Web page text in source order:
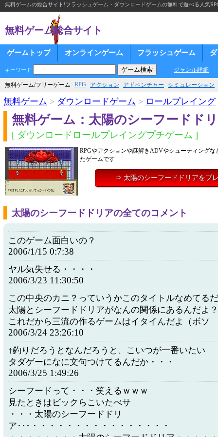
無料ゲームの総合サイト!フラッシュゲーム・ダウンロードゲームの無料で遊べる人気
無料ゲーム総合サイト
ゲームトップ オンラインゲーム フラッシュゲーム
キーワード ジャンル詳細
無料ゲーム/フリーゲーム RPG アクション アドベンチャー シミュレーション
無料ゲーム > ダウンロードゲーム > ロールプレイング
無料ゲーム：太陽のシーフードド
[ ダウンロードロールプレイングプチゲーム ]
RPGやアクションや謎解きADVやシューティングな
たゲームです
⇒ 太陽のシーフードドリアをプ
太陽のシーフードドリアの全てのコメント
このゲーム面白いの？
2006/1/15 0:7:38
ヤル気失せる・・・・
2006/3/23 11:30:50
この中央のカニ？っていうかこのタイトルなめてる
太陽とシーフードドリアがなんの関係にあるんだよ？
これだから三流の作るゲームはイタイんだよ（ボソ
2006/3/24 23:26:10
↑釣りだろうとなんだろうと、こいつが一番いたい
タダゲーになに文句つけてるんだか・・・
2006/3/25 1:49:26
シーフードって・・・笑えるｗｗｗ
見たときはビックらこいたべサ
・・・太陽のシーフードドリ
ア･･･・・・・・・・・・・・・・・・・